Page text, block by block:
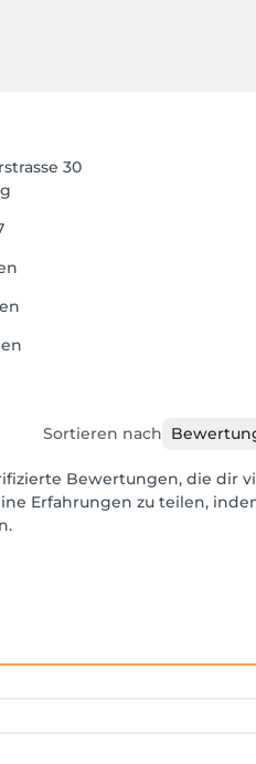
30
Sortieren nach
Bewertungen, die dir
Erfahrungen zu teilen,